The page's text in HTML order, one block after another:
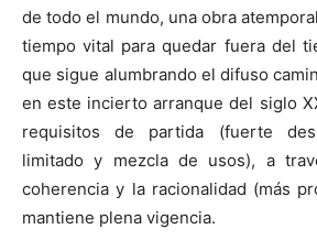
de todo el mundo, una obra
tiempo vital para quedar fuera del
que sigue alumbrando el difuso
en este incierto arranque del siglo
requisitos de partida (fuerte
limitado y mezcla de usos), a
coherencia y la racionalidad (más
mantiene plena vigencia.